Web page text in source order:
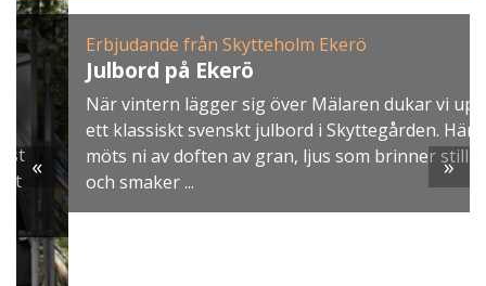
Erbjudande från Skytteholm Ekerö
Julbord på Ekerö
När vintern lägger sig över Mälaren dukar vi upp
ett klassiskt svenskt julbord i Skyttegården. Här
möts ni av doften av gran, ljus som brinner stilla
och smaker ...
« »